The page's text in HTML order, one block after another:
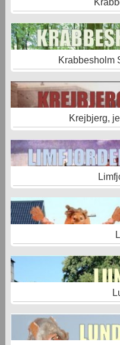
Krabbesholm
Krejbjerg,